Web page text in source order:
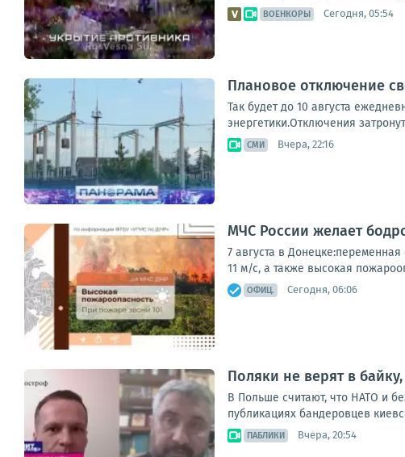
ВОЕНКОРЫ Сегодня, 05:54
Плановое отключение
Так будет до 10 августа
энергетики.Отключения
СМИ Вчера, 22:16
МЧС России желает
7 августа в
11 м/с, а также высокая
ОФИЦ. Сегодня, 06:06
Поляки не верят в
В Польше считают, что НАТО и
публикациях бандеровцев
ПАБЛИКИ Вчера, 20:54